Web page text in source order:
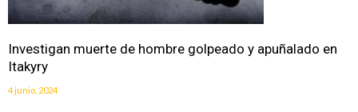
Investigan muerte de hombre golpeado y apuñalado en
Itakyry
4 junio, 2024